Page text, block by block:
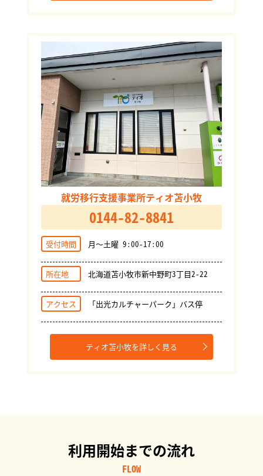
就労移行支援事業所ティオ苫小牧
0144-82-8841
受付時間 月～土曜 9:00-17:00
所在地 北海道苫小牧市新中野町3丁目2-22
アクセス 「出光カルチャーパーク」バス停
ティオ苫小牧を詳しく見る
利用開始までの流れ
FLOW